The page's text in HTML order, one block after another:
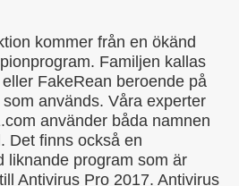
kommer från en ökänd
Familjen kallas
FakeRean beroende på
används. Våra experter
använder båda namnen
Det finns också en
liknande program som är
Antivirus Pro 2017. Antivirus